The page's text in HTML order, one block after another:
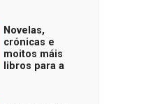
Novelas,
crónicas e
moitos máis
libros para a